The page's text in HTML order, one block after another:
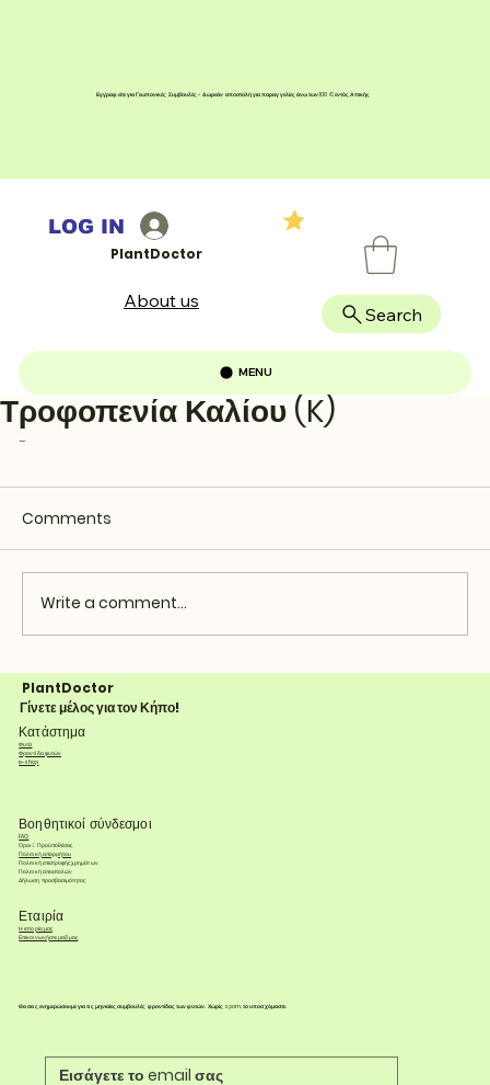
Τροφοπενία Καλίου (K)
-
Comments
Write a comment...
Εγγραφείτε για Γεωπονικές Συμβουλές - Δωρεάν αποστολή για παραγγελίες άνω των 100 € εντός Αττικής
PlantDoctor
Search
MENU
LOG IN
About us
PlantDoctor
Γίνετε μέλος για τον Κήπο!
Κατάστημα
Φυτά
Φροντίδα φυτών
e-shop
Βοηθητικοί σύνδεσμοι
FAQ
Όροι & Προϋποθέσεις
Πολιτική απορρήτου
Πολιτική επιστροφής χρημάτων
Πολιτική αποστολών
Δήλωση προσβασιμότητας
Εταιρία
Η ιστορία μας
Επικοινωνήστε μαζί μας
Θα σας ενημερώσουμε για τις μηνιαίες συμβουλές φροντίδας των φυτών. Χωρίς spam, το υποσχόμαστε.